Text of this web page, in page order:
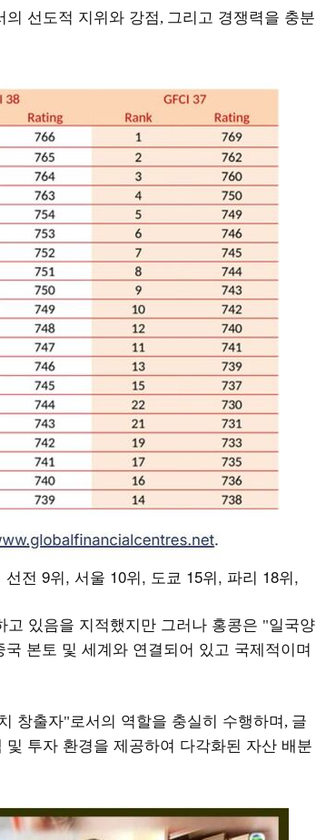
선도적 지위와 강점, 그리고 경쟁력을 충분
전 9위, 서울 10위, 도쿄 15위, 파리 18위,
있음을 지적했지만 그러나 홍콩은 "일국양
국 본토 및 세계와 연결되어 있고 국제적이며
창출자"로서의 역할을 충실히 수행하며, 글
투자 환경을 제공하여 다각화된 자산 배분